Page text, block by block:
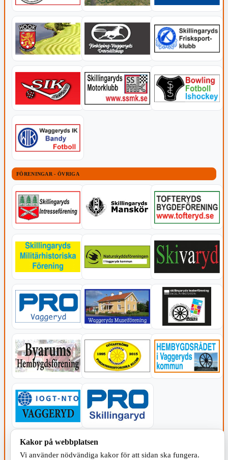
FÖRENINGAR - ÖVRIGA
KOMMUNEN
Kakor på webbplatsen
Vi använder nödvändiga kakor för att sidan ska fungera.